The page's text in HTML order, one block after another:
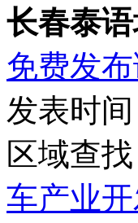
长春泰
免费发
发表时间
区域查找
车产业